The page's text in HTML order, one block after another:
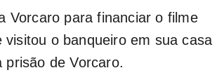
Vorcaro para financiar o filme
o banqueiro em sua casa
de Vorcaro.